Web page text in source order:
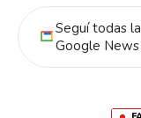
Seguí todas
Google News